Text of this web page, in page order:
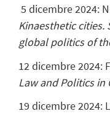
5 dicembre 2024:
Kinaesthetic
global politics of
12 dicembre 2024:
Law and Politics in
19 dicembre 2024: